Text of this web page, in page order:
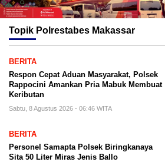
Topik Polrestabes Makassar
BERITA
Respon Cepat Aduan Masyarakat, Polsek
Rappocini Amankan Pria Mabuk Membuat
Keributan
Sabtu, 8 Agustus 2026 - 06:46 WITA
BERITA
Personel Samapta Polsek Biringkanaya
Sita 50 Liter Miras Jenis Ballo